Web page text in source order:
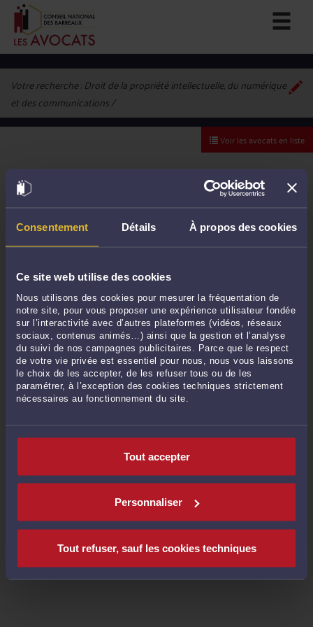
Consentement Détails À propos des cookies
Ce site web utilise des cookies
Nous utilisons des cookies pour mesurer la fréquentation de
notre site, pour vous proposer une expérience utilisateur fondée
sur l’interactivité avec d’autres plateformes (vidéos, réseaux
sociaux, contenus animés…) ainsi que la gestion et l’analyse
du suivi de nos campagnes publicitaires. Parce que le respect
de votre vie privée est essentiel pour nous, nous vous laissons
le choix de les accepter, de les refuser tous ou de les
paramétrer, à l’exception des cookies techniques strictement
nécessaires au fonctionnement du site.
Tout accepter
Personnaliser
Tout refuser, sauf les cookies techniques
Votre recherche :Droit de la propriété intellectuelle, du numérique
et des communications
Voir les avocats en liste